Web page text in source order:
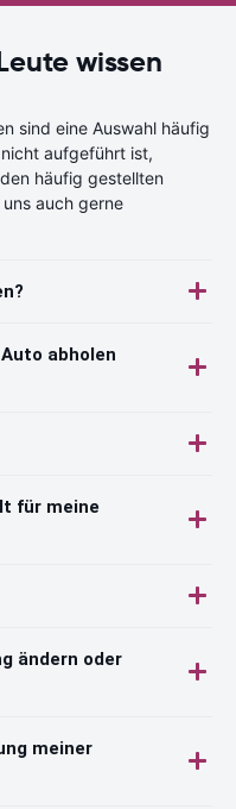
wissen
sind eine Auswahl häufig
aufgeführt ist,
häufig gestellten
auch gerne
abholen
für meine
ändern oder
meiner